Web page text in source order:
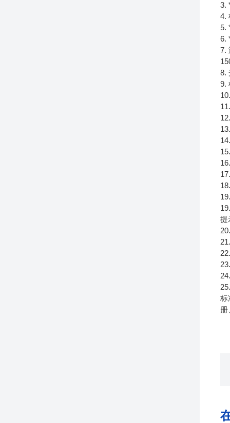
3.
4.
5.
6.
7.
8.
9.
提
标
册